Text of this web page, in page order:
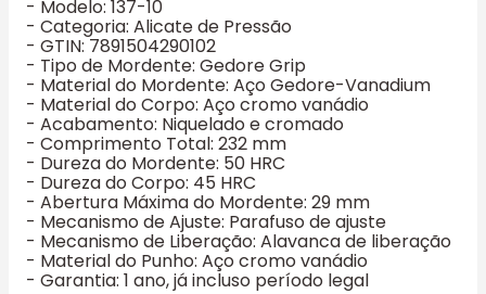
- Modelo: 137-10
- Categoria: Alicate de Pressão
- GTIN: 7891504290102
- Tipo de Mordente: Gedore Grip
- Material do Mordente: Aço Gedore-Vanadium
- Material do Corpo: Aço cromo vanádio
- Acabamento: Niquelado e cromado
- Comprimento Total: 232 mm
- Dureza do Mordente: 50 HRC
- Dureza do Corpo: 45 HRC
- Abertura Máxima do Mordente: 29 mm
- Mecanismo de Ajuste: Parafuso de ajuste
- Mecanismo de Liberação: Alavanca de liberação
- Material do Punho: Aço cromo vanádio
- Garantia: 1 ano, já incluso período legal